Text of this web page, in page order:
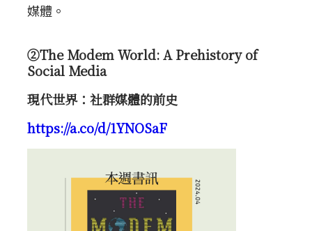
媒體。
②The Modem World: A Prehistory of
Social Media
現代世界：社群媒體的前史
https://a.co/d/1YNOSaF